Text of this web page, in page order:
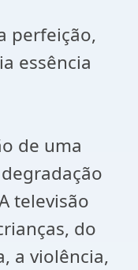
perfeição,
essência
de uma
televisão
do
a violência,